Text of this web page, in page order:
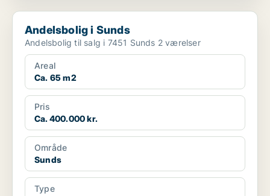
Andelsbolig i Sunds
Andelsbolig i Sunds
Andelsbolig til salg i 7451 Sunds 2 værelser
Areal
Ca. 65 m2
Pris
Ca. 400.000 kr.
Område
Sunds
Type